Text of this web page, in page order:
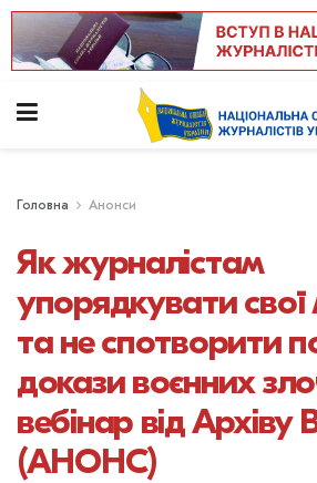
Головна Анонси
Як журналістам
упорядкувати свої
та не спотворити
докази воєнних
вебінар від Архіву
(АНОНС)